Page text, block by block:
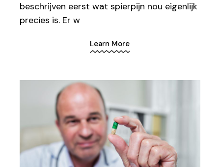
beschrijven eerst wat spierpijn nou eigenlijk
precies is. Er w
Learn More